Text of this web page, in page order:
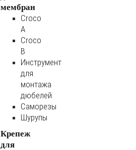
мембран
Croco
A
Croco
B
Инструмент
для
монтажа
дюбелей
Саморезы
Шурупы
Крепеж
для